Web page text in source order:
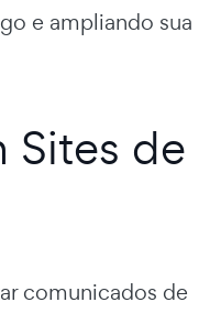
e ampliando sua
Sites de
comunicados de